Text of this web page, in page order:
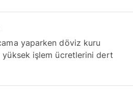
yaparken döviz kuru
yüksek işlem ücretlerini dert